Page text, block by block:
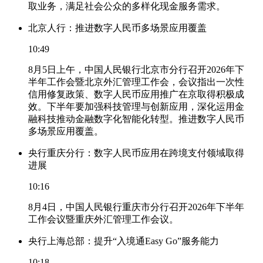
取业务，满足社会公众的多样化现金服务需求。
北京人行：推进数字人民币多场景应用覆盖
10:49
8月5日上午，中国人民银行北京市分行召开2026年下
半年工作会暨北京外汇管理工作会，会议指出一次性
信用修复政策、数字人民币应用推广在京取得积极成
效。下半年要加强科技管理与创新应用，深化运用金
融科技推动金融数字化智能化转型。推进数字人民币
多场景应用覆盖。
央行重庆分行：数字人民币应用在跨境支付领域取得
进展
10:16
8月4日，中国人民银行重庆市分行召开2026年下半年
工作会议暨重庆外汇管理工作会议。
央行上海总部：提升“入境通Easy Go”服务能力